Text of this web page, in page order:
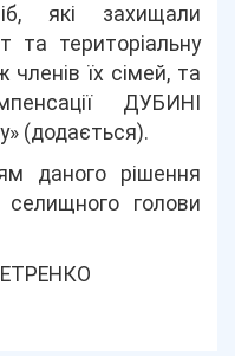
які захищали
та територіальну
членів їх сімей, та
ДУБИНІ
(додається).
даного рішення
голови